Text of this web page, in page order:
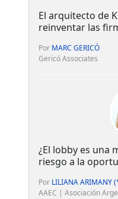
El arquitecto de
reinventar las
Por MARC GERICÓ
Gericó Associates
¿El lobby es una
riesgo a la
Por LILIANA ARIMANY
AAEC | Asociación